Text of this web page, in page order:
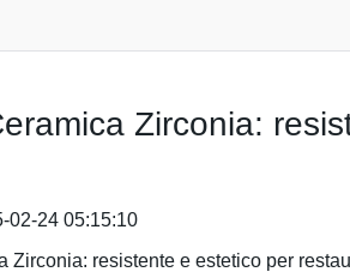
Zirconia:
02-24 05:15:10
Zirconia: resistente e estetico per